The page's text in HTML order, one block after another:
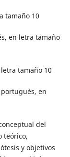
tamaño 10
en letra tamaño
tamaño 10
en
del
teórico,
y objetivos